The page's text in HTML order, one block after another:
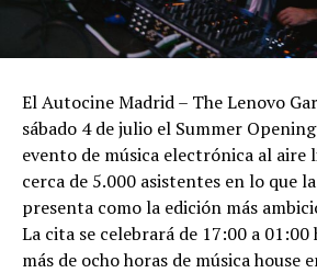
El Autocine Madrid – The Lenovo
sábado 4 de julio el Summer
evento de música electrónica al aire
cerca de 5.000 asistentes en lo que
presenta como la edición más
La cita se celebrará de 17:00 a
más de ocho horas de música house